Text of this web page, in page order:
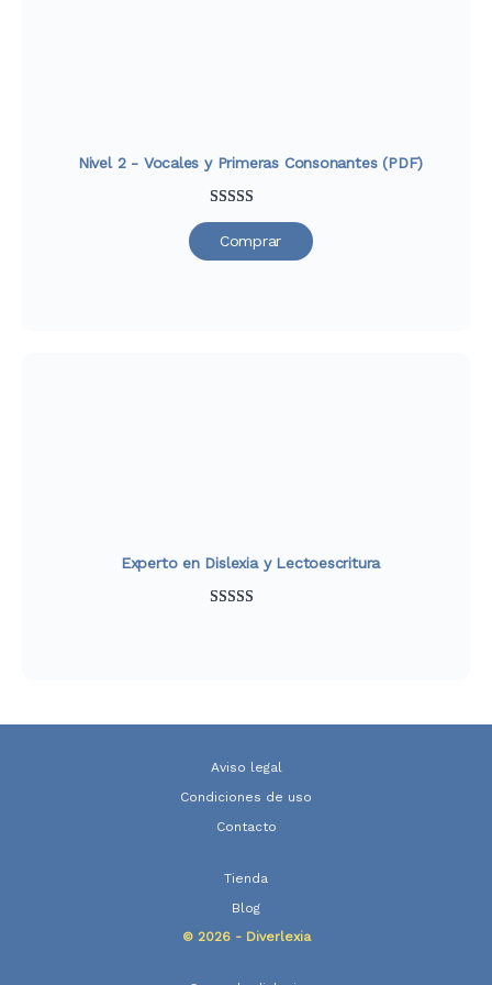
Nivel 2 - Vocales y Primeras Consonantes (PDF)
Valorado
con4.79de
29
Comprar
Experto en Dislexia y Lectoescritura
Aviso legal
Condiciones de uso
Contacto
Tienda
Blog
© 2026 - Diverlexia